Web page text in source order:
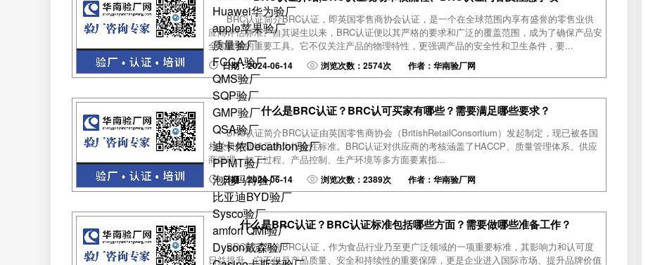
Huawei华为验厂
apple苹果验厂
质量验厂
FCCA验厂
QMS验厂
SQP验厂
GMP验厂
QSA验厂
迪卡侬Decathlon验厂
PPMT验厂
泡泡玛特验厂
比亚迪BYD验厂
Sysco验厂
amfori QMI验厂
Dyson戴森验厂
BRC认证简介BRC认证，即英国零售商协会认证，是一个在全球范围内享有盛誉的零售业供
应商评估标准。自其诞生以来，BRC认证便以其严格的要求和广泛的覆盖范围，成为了确保产品安
全和质量的重要工具。它不仅关注产品的物理特性，更强调产品的安全性和卫生条件，要...
日期：2024-06-14 浏览次数：2574次 作者：华南验厂网
什么是BRC认证？BRC认可买家有哪些？需要满足哪些要求？
BRC认证简介BRC认证由英国零售商协会（BritishRetailConsortium）发起制定，现已被各国
相关机构陆续采纳为行业性标准。BRC认证对供应商的考核涵盖了HACCP、质量管理体系、供应
商管理、加工过程、产品控制、生产环境等多方面要素指...
日期：2024-06-14 浏览次数：2389次 作者：华南验厂网
什么是BRC认证？BRC认证标准包括哪些方面？需要做哪些准备工作？
BRC认证简介BRC认证，作为食品行业乃至更广泛领域的一项重要标准，其影响力和认可度
日益提升。它不仅是产品质量、安全和持续性的重要保障，更是企业进入国际市场、提升品牌价值